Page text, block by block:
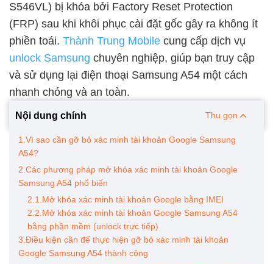
S546VL) bị khóa bởi Factory Reset Protection
(FRP) sau khi khôi phục cài đặt gốc gây ra không ít
phiền toái. Thành Trung Mobile cung cấp dịch vụ
unlock Samsung chuyên nghiệp, giúp bạn truy cập
và sử dụng lại điện thoại Samsung A54 một cách
nhanh chóng và an toàn.
Nội dung chính Thu gọn
1.Vì sao cần gỡ bỏ xác minh tài khoản Google Samsung
A54?
2.Các phương pháp mở khóa xác minh tài khoản Google
Samsung A54 phổ biến
2.1.Mở khóa xác minh tài khoản Google bằng IMEI
2.2.Mở khóa xác minh tài khoản Google Samsung A54
bằng phần mềm (unlock trực tiếp)
3.Điều kiện cần để thực hiện gỡ bỏ xác minh tài khoản
Google Samsung A54 thành công